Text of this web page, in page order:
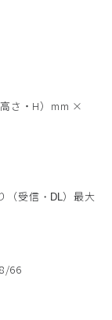
さ・H）mm ×
（受信 ・DL）最大
66